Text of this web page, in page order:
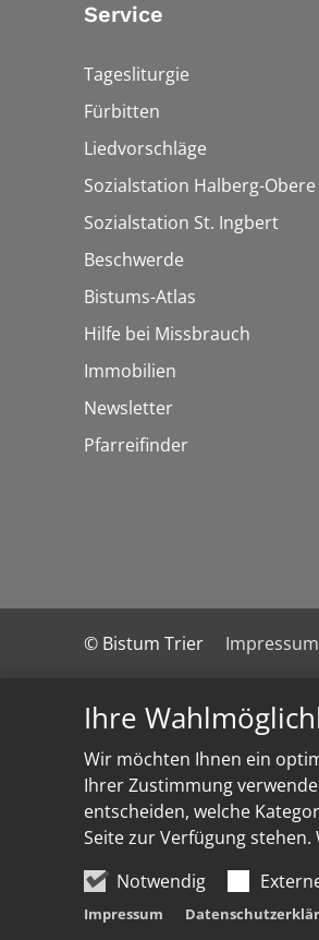
Ihre
Wir möchten Ihnen ein
Ihrer Zustimmung
entscheiden, welche
Seite zur Verfügung
Notwendig
Impressum
Service
Tagesliturgie
Fürbitten
Liedvorschläge
Sozialstation Halberg-Obere
Sozialstation St. Ingbert
Beschwerde
Bistums-Atlas
Hilfe bei Missbrauch
Immobilien
Newsletter
Pfarreifinder
© Bistum Trier Impressum